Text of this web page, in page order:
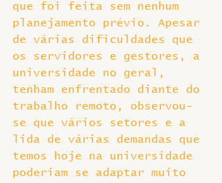
que foi feita sem nenhum
planejamento prévio. Apesar
de várias dificuldades que
os servidores e gestores, a
universidade no geral,
tenham enfrentado diante do
trabalho remoto, observou-
se que vários setores e a
lida de várias demandas que
temos hoje na universidade
poderiam se adaptar muito